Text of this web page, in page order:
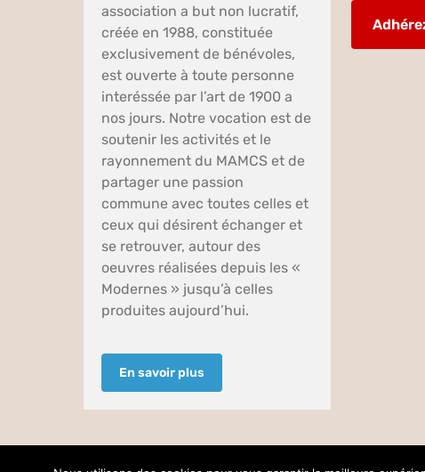
association a but non lucratif,
créée en 1988, constituée
exclusivement de bénévoles,
est ouverte à toute personne
interéssée par l’art de 1900 a
nos jours. Notre vocation est de
soutenir les activités et le
rayonnement du MAMCS et de
partager une passion
commune avec toutes celles et
ceux qui désirent échanger et
se retrouver, autour des
oeuvres réalisées depuis les «
Modernes » jusqu’à celles
produites aujourd’hui.
En savoir plus